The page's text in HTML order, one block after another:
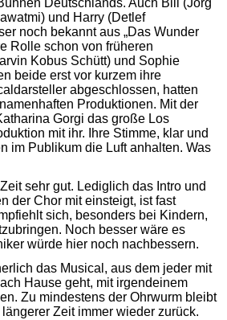
Deutschlands. Auch Bill (Jörg
und Harry (Detlef
noch bekannt aus „Das Wunder
Rolle schon von früheren
Kobus Schütt) und Sophie
beide erst vor kurzem ihre
abgeschlossen, hatten
Produktionen. Mit der
Gorgi das große Los
mit ihr. Ihre Stimme, klar und
im Publikum die Luft anhalten. Was
sehr gut. Lediglich das Intro und
der Chor mit einsteigt, ist fast
sich, besonders bei Kindern,
Noch besser wäre es
würde hier noch nachbessern.
das Musical, aus dem jeder mit
Hause geht, mit irgendeinem
Zu mindestens der Ohrwurm bleibt
Zeit immer wieder zurück.